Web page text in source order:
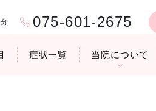
075-601-2675
症状一覧 当院について